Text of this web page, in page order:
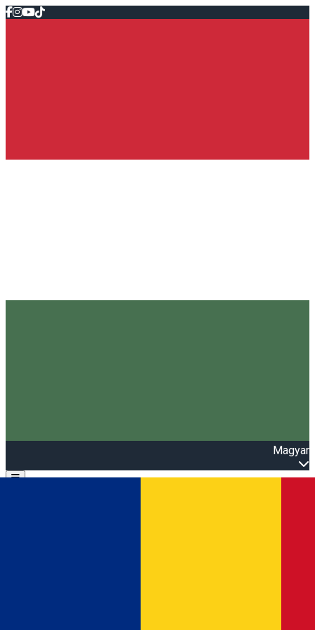
Magyar
Open main menu